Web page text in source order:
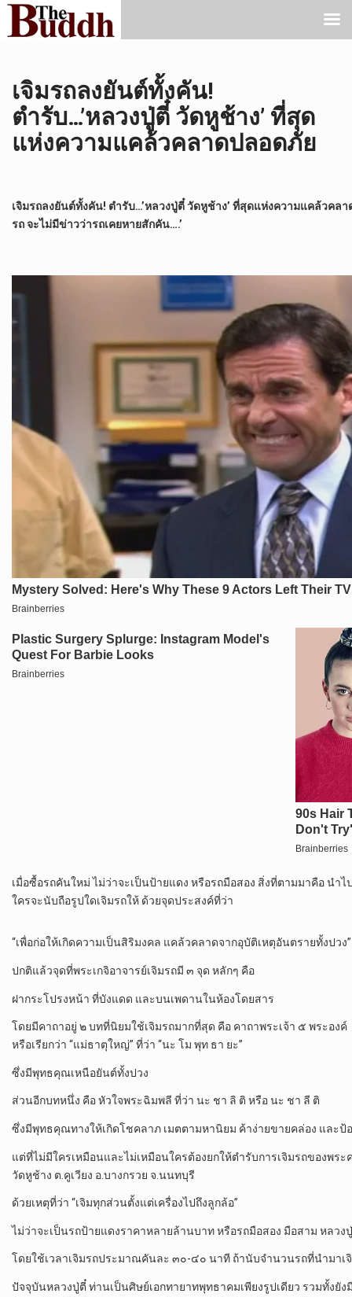
เจิมรถลงยันต์ทั้งคัน!
ตำรับ…’หลวงปู่ตี๋ วัดหูช้าง’ ที่สุด
แห่งความแคล้วคลาดปลอดภัย
เจิมรถลงยันต์ทั้งคัน! ตำรับ…’หลวงปู่ตี๋ วัดหูช้าง’ ที่สุดแห่งความแคล้วคลา
รถ จะไม่มีข่าวว่ารถเคยหายสักคัน….’
เมื่อซื้อรถคันใหม่ ไม่ว่าจะเป็นป้ายแดง หรือรถมือสอง สิ่งที่ตามมาคือ นำ
ใครจะนับถือรูปใดเจิมรถให้ ด้วยจุดประสงค์ที่ว่า
“เพื่อก่อให้เกิดความเป็นสิริมงคล แคล้วคลาดจากอุบัติเหตุอันตรายทั้งปวง”
ปกติแล้วจุดที่พระเกจิอาจารย์เจิมรถมี ๓ จุด หลักๆ คือ
ฝากระโปรงหน้า ที่บังแดด และบนเพดานในห้องโดยสาร
โดยมีคาถาอยู่ ๒ บทที่นิยมใช้เจิมรถมากที่สุด คือ คาถาพระเจ้า ๕ พระองค์
หรือเรียกว่า “แม่ธาตุใหญ่” ที่ว่า “นะ โม พุท ธา ยะ”
ซึ่งมีพุทธคุณเหนือยันต์ทั้งปวง
ส่วนอีกบทหนึ่ง คือ หัวใจพระฉิมพลี ที่ว่า นะ ชา ลิ ติ หรือ นะ ชา ลี ติ
ซึ่งมีพุทธคุณทางให้เกิดโชคลาภ เมตตามหานิยม ค้าง่ายขายคล่อง และป้
แต่ที่ไม่มีใครเหมือนและไม่เหมือนใครต้องยกให้ตำรับการเจิมรถของพร
วัดหูช้าง ต.คูเวียง อ.บางกรวย จ.นนทบุรี
ด้วยเหตุที่ว่า “เจิมทุกส่วนตั้งแต่เครื่องไปถึงลูกล้อ”
ไม่ว่าจะเป็นรถป้ายแดงราคาหลายล้านบาท หรือรถมือสอง มือสาม หลวง
โดยใช้เวลาเจิมรถประมาณคันละ ๓๐-๔๐ นาที ถ้านับจำนวนรถที่นำมา
ปัจจุบันหลวงปู่ตี๋ ท่านเป็นศิษย์เอกทายาทพุทธาคมเพียงรูปเดียว รวมทั้ง